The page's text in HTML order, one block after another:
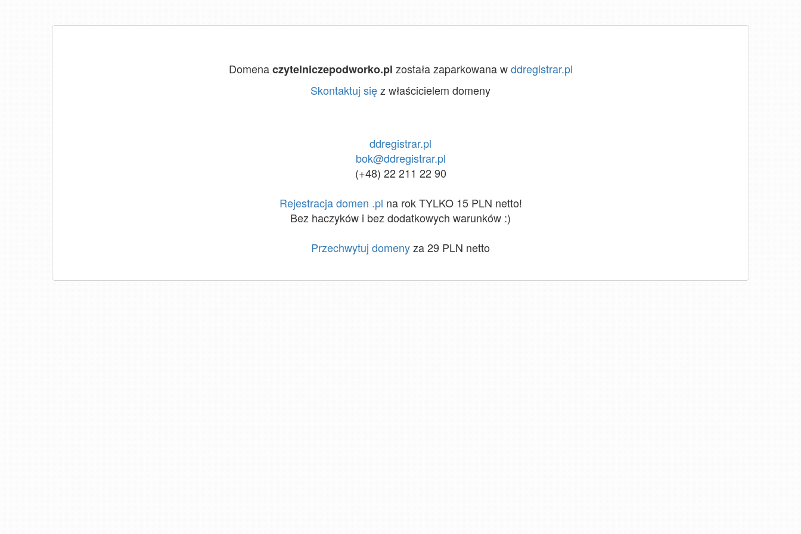
Domenaczytelniczepodworko.pl została zaparkowana wddregistrar.pl
Skontaktuj sięz właścicielem domeny
ddregistrar.pl
bok@ddregistrar.pl
(+48) 22 211 22 90
Rejestracja domen .pl na rok TYLKO 15 PLN netto!
Bez haczyków i bez dodatkowych warunków :)
Przechwytuj domenyza 29 PLN netto